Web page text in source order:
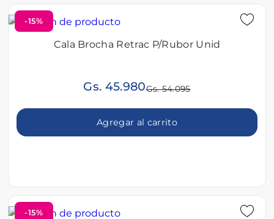
-15%
Cala Brocha Retrac P/Rubor Unid
Gs. 45.980Gs. 54.095
Agregar al carrito
-15%